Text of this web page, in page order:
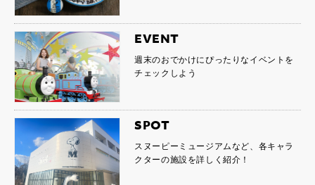
EVENT
週末のおでかけにぴったりなイベントを
チェックしよう
SPOT
スヌーピーミュージアムなど、各キャラ
クターの施設を詳しく紹介！